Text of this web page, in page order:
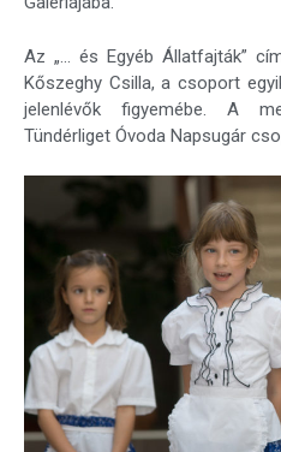
Az „… és Egyéb Állatfajták”
Kőszeghy Csilla, a csoport
jelenlévők figyemébe. A
Tündérliget Óvoda Napsugár